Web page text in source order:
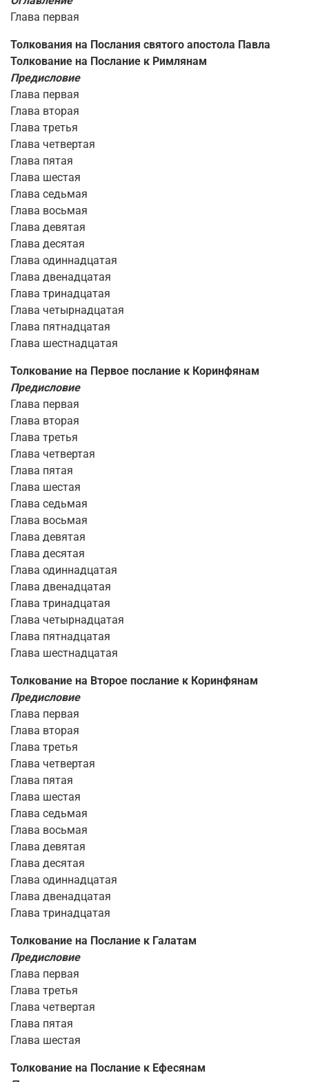
Глава первая
Толкования на Послания святого апостола Павла
Толкование на Послание к Римлянам
Предисловие
Глава первая
Глава вторая
Глава третья
Глава четвертая
Глава пятая
Глава шестая
Глава седьмая
Глава восьмая
Глава девятая
Глава десятая
Глава одиннадцатая
Глава двенадцатая
Глава тринадцатая
Глава четырнадцатая
Глава пятнадцатая
Глава шестнадцатая
Толкование на Первое послание к Коринфянам
Предисловие
Глава первая
Глава вторая
Глава третья
Глава четвертая
Глава пятая
Глава шестая
Глава седьмая
Глава восьмая
Глава девятая
Глава десятая
Глава одиннадцатая
Глава двенадцатая
Глава тринадцатая
Глава четырнадцатая
Глава пятнадцатая
Глава шестнадцатая
Толкование на Второе послание к Коринфянам
Предисловие
Глава первая
Глава вторая
Глава третья
Глава четвертая
Глава пятая
Глава шестая
Глава седьмая
Глава восьмая
Глава девятая
Глава десятая
Глава одиннадцатая
Глава двенадцатая
Глава тринадцатая
Толкование на Послание к Галатам
Предисловие
Глава первая
Глава третья
Глава четвертая
Глава пятая
Глава шестая
Толкование на Послание к Ефесянам